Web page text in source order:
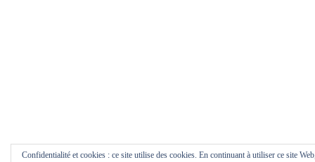
Confidentialité et cookies : ce site utilise des cookies. En continuant à utiliser ce site